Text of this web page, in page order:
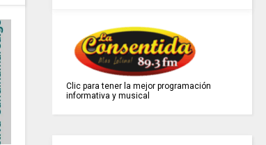
Clic para tener la mejor programación
informativa y musical